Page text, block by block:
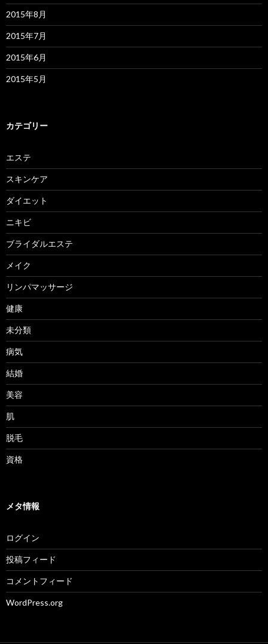
2015年8月
2015年7月
2015年6月
2015年5月
カテゴリー
エステ
スキンケア
ダイエット
ニキビ
ブライダルエステ
メイク
リンパマッサージ
健康
未分類
病気
結婚
美容
肌
脱毛
資格
メタ情報
ログイン
投稿フィード
コメントフィード
WordPress.org